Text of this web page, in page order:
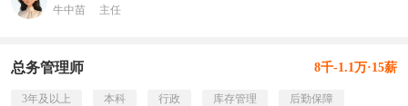
牛中苗 主任
总务管理师 8千-1.1万·15薪
3年及以上 本科 行政 库存管理
后勤保障